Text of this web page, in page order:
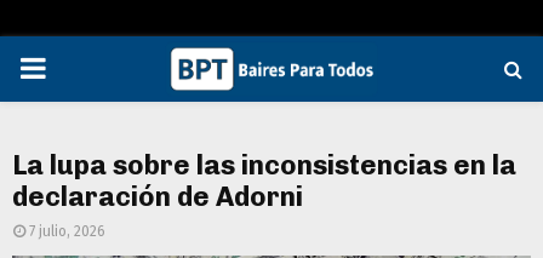
PRIMARY
La lupa sobre las inconsistencias en la
declaración de Adorni
7 julio, 2026